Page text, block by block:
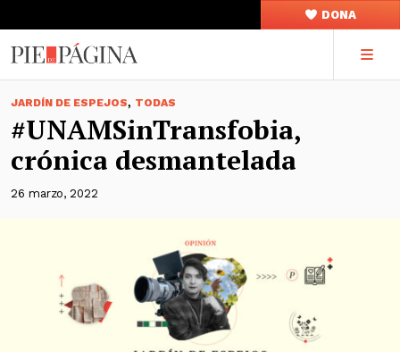
DONA
JARDÍN DE ESPEJOS, TODAS
#UNAMSinTransfobia,
crónica desmantelada
26 marzo, 2022